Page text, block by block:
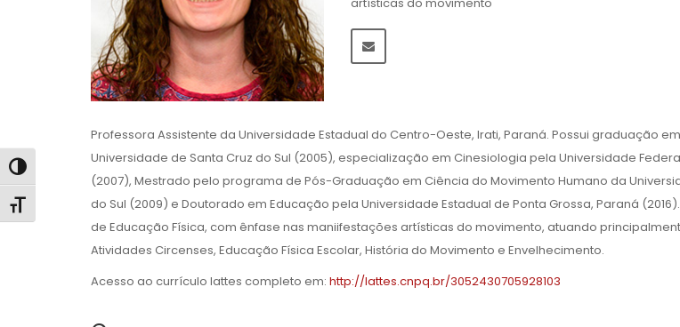
Alternar alto contraste
Alternar tamanho da fonte
Professora Assistente da Universidade Estadual do Centro-Oeste, Irati, Paraná. Possui graduação
Universidade de Santa Cruz do Sul (2005), especialização em Cinesiologia pela Universidade
(2007), Mestrado pelo programa de Pós-Graduação em Ciência do Movimento Humano da
do Sul (2009) e Doutorado em Educação pela Universidade Estadual de Ponta Grossa, Paraná
de Educação Física, com ênfase nas maniifestações artísticas do movimento, atuando
Atividades Circenses, Educação Física Escolar, História do Movimento e Envelhecimento.
Acesso ao currículo lattes completo em: http://lattes.cnpq.br/3052430705928103